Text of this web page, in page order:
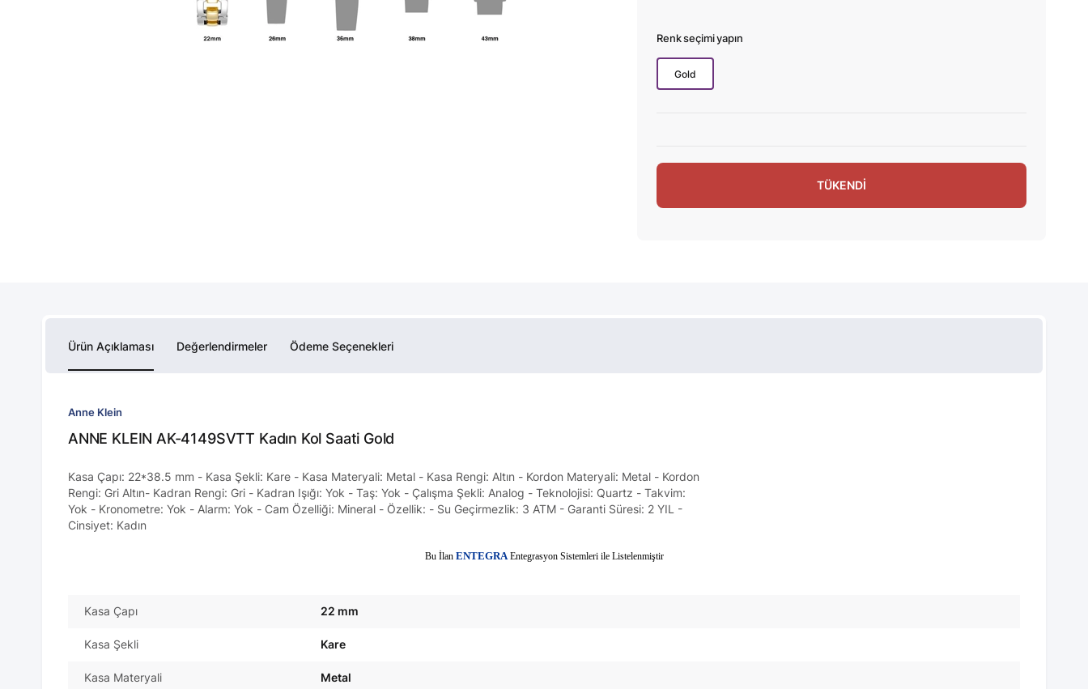
Renk seçimi yapın
Gold
TÜKENDİ
Ürün Açıklaması Değerlendirmeler Ödeme Seçenekleri
Anne Klein
ANNE KLEIN AK-4149SVTT Kadın Kol Saati Gold
Kasa Çapı: 22*38.5 mm - Kasa Şekli: Kare - Kasa Materyali: Metal - Kasa Rengi: Altın - Kordon Materyali: Metal - Kordon
Rengi: Gri Altın- Kadran Rengi: Gri - Kadran Işığı: Yok - Taş: Yok - Çalışma Şekli: Analog - Teknolojisi: Quartz - Takvim:
Yok - Kronometre: Yok - Alarm: Yok - Cam Özelliği: Mineral - Özellik: - Su Geçirmezlik: 3 ATM - Garanti Süresi: 2 YIL -
Cinsiyet: Kadın
Bu İlan ENTEGRAEntegrasyon Sistemleri ile Listelenmiştir
Kasa Çapı 22 mm
Kasa Şekli Kare
Kasa Materyali Metal